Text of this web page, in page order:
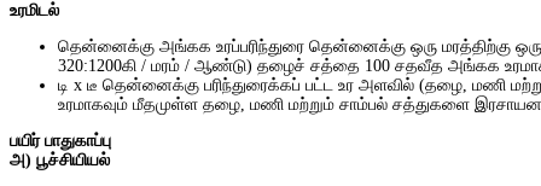
உரமிடல்
தென்னைக்கு அங்கக உரப்பரிந்துரை தென்னைக்கு ஒரு மரத்திற்கு ஒரு
320:1200கி / மரம் / ஆண்டு) தழைச் சத்தை 100 சதவீத அங்கக
டி x டீ தென்னைக்கு பரிந்துரைக்கப் பட்ட உர அளவில் (தழை, மணி
உரமாகவும் மீதமுள்ள தழை, மணி மற்றும் சாம்பல் சத்துகளை இரசாயன
பயிர் பாதுகாப்பு
அ) பூச்சியியல்